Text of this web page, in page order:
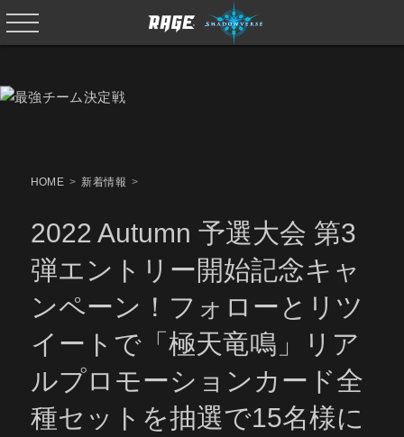
HOME 新着情報
2022 Autumn 予選大会 第3
弾エントリー開始記念キャ
ンペーン！フォローとリツ
イートで「極天竜鳴」リア
ルプロモーションカード全
種セットを抽選で15名様に